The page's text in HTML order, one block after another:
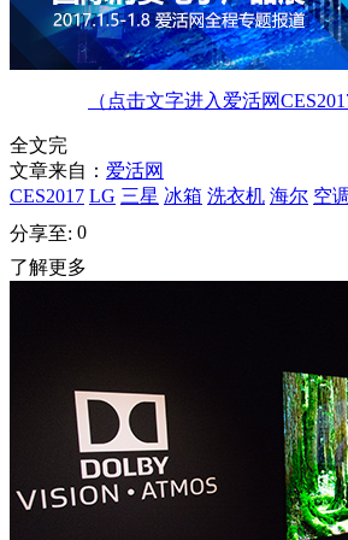
（点击文字进入爱活网
全文完
文章来自： 爱活网
CES2017 LG 三星 冰箱 洗衣机 海尔 空调
分享至: 0
了解更多